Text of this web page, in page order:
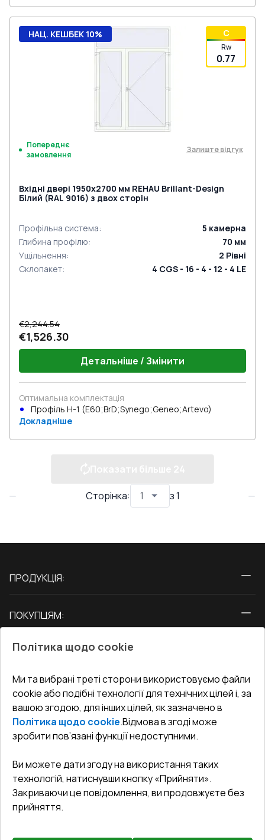
C
Rw
0.77
НАЦ. КЕШБЕК 10%
Попереднє
замовлення
Залиште відгук
Вхідні двері 1950x2700 мм REHAU Brillant-Design
Білий (RAL 9016) з двох сторін
Профільна система: 5 камерна
Глибина профілю: 70 мм
Ущільнення: 2 Рівні
Склопакет: 4 CGS - 16 - 4 - 12 - 4 LE
€2,244.54
€1,526.30
Детальніше / Змінити
Оптимальна комплектація
Профіль Н-1 (E60;BrD;Synego;Geneo;Artevo)
Докладніше
Сторінка: з1
ПРОДУКЦІЯ:
Двері
ПОКУПЦЯМ:
Блог
Адреса гіпермаркета
Як правильно заміряти вікна
СЕРВІС ТА ОБЛУГОВУВАННЯ:
Доставка і Оплата
Гарантія та Сервіс
Повернення товару
Договір публічної оферти
КОНТАКТИ
Офіс:Україна, м. Вінниця, вул. Келецька 60 кв. 61
undefined(undefined)
Політика щодо cookie
Ми та вибрані треті сторони використовуємо файли
cookie або подібні технології для технічних цілей і, за
вашою згодою, для інших цілей, як зазначено в
Політика щодо cookie.Відмова в згоді може
зробити пов’язані функції недоступними.
Ви можете дати згоду на використання таких
технологій, натиснувши кнопку «Прийняти».
Закриваючи це повідомлення, ви продовжуєте без
прийняття.